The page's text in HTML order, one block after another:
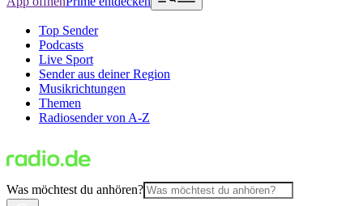
Top Sender
Podcasts
Live Sport
Sender aus deiner Region
Musikrichtungen
Themen
Radiosender von A-Z
Was möchtest du anhören?